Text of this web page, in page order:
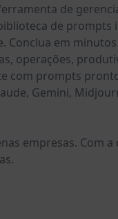
de
de prompts
Conclua em
operações,
com prompts
Gemini,
empresas. Com a